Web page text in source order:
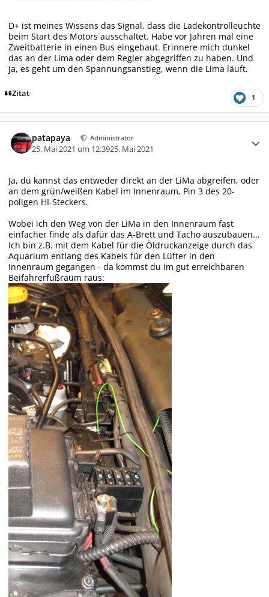
D+ ist meines Wissens das Signal, dass die Ladekontrolleuchte
beim Start des Motors ausschaltet. Habe vor Jahren mal eine
Zweitbatterie in einen Bus eingebaut. Erinnere mich dunkel
das an der Lima oder dem Regler abgegriffen zu haben. Und
ja, es geht um den Spannungsanstieg, wenn die Lima läuft.
Zitat 1
patapaya Administrator
25. Mai 2021 um 12:3925. Mai 2021
Ja, du kannst das entweder direkt an der LiMa abgreifen, oder
an dem grün/weißen Kabel im Innenraum, Pin 3 des 20-
poligen HI-Steckers.
Wobei ich den Weg von der LiMa in den Innenraum fast
einfacher finde als dafür das A-Brett und Tacho auszubauen...
Ich bin z.B. mit dem Kabel für die Öldruckanzeige durch das
Aquarium entlang des Kabels für den Lüfter in den
Innenraum gegangen - da kommst du im gut erreichbaren
Beifahrerfußraum raus: